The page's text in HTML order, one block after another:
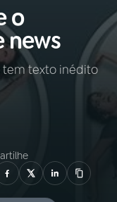
o
news
tem texto inédito